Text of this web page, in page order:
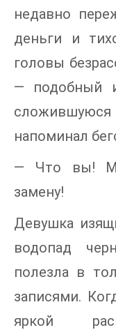
недавно
деньги и
головы
— подобный
напоминал
— Что вы!
замену!
Девушка
водопад
полезла в
записями.
яркой